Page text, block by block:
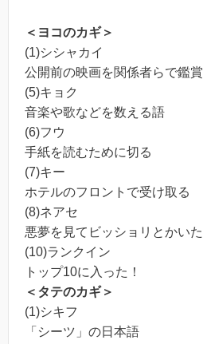
＜ヨコのカギ＞
(1)シシャカイ
公開前の映画を関係者らで鑑賞
(5)キョク
音楽や歌などを数える語
(6)フウ
手紙を読むために切る
(7)キー
ホテルのフロントで受け取る
(8)ネアセ
悪夢を見てビッショリとかいた
(10)ランクイン
トップ10に入った！
＜タテのカギ＞
(1)シキフ
「シーツ」の日本語